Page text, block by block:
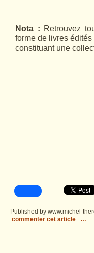
Nota : Retrouvez
forme de livres
constituant une
Published by www.michel-
commenter cet article
…